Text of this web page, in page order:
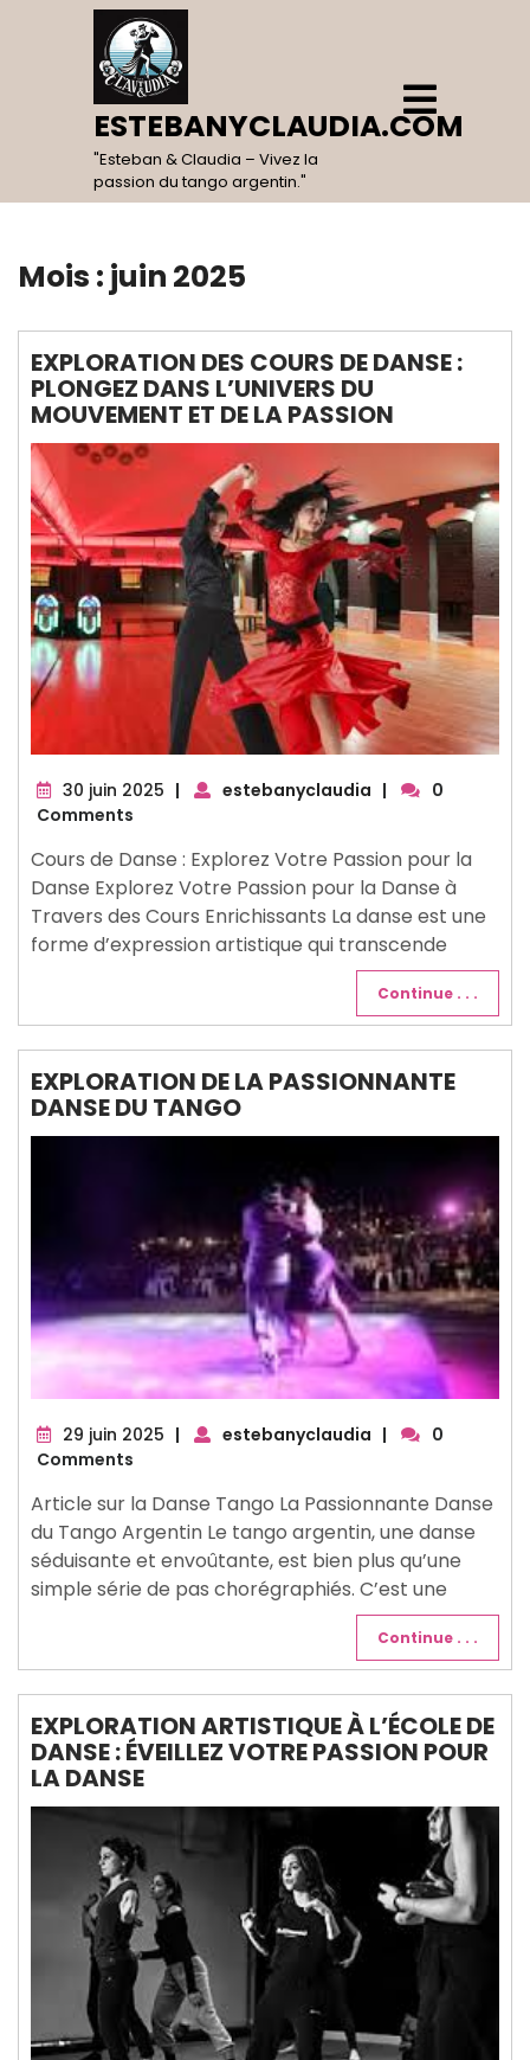
ESTEBANYCLAUDIA.COM
"Esteban & Claudia – Vivez la
passion du tango argentin."
Open
Menu
Mois : juin 2025
EXPLORATION DES COURS DE DANSE :
PLONGEZ DANS L’UNIVERS DU
MOUVEMENT ET DE LA PASSION
30 juin 2025 30
| estebanyclaudia |
0
Comments
Cours de Danse : Explorez Votre Passion pour la
Danse Explorez Votre Passion pour la Danse à
Travers des Cours Enrichissants La danse est une
forme d’expression artistique qui transcende
Continue . . .
EXPLORATION DE LA PASSIONNANTE
DANSE DU TANGO
29 juin 2025 29
| estebanyclaudia |
0
Comments
Article sur la Danse Tango La Passionnante Danse
du Tango Argentin Le tango argentin, une danse
séduisante et envoûtante, est bien plus qu’une
simple série de pas chorégraphiés. C’est une
Continue . . .
EXPLORATION ARTISTIQUE À L’ÉCOLE DE
DANSE : ÉVEILLEZ VOTRE PASSION POUR
LA DANSE